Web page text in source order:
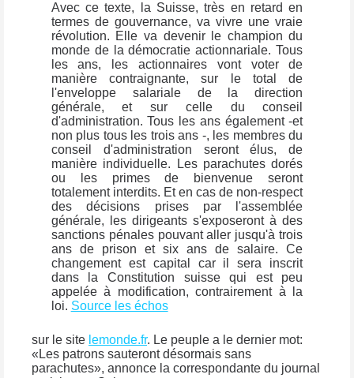
Avec ce texte, la Suisse, très en retard en
termes de gouvernance, va vivre une vraie
révolution. Elle va devenir le champion du
monde de la démocratie actionnariale. Tous
les ans, les actionnaires vont voter de
manière contraignante, sur le total de
l'enveloppe salariale de la direction
générale, et sur celle du conseil
d'administration. Tous les ans également -et
non plus tous les trois ans -, les membres du
conseil d'administration seront élus, de
manière individuelle. Les parachutes dorés
ou les primes de bienvenue seront
totalement interdits. Et en cas de non-respect
des décisions prises par l'assemblée
générale, les dirigeants s'exposeront à des
sanctions pénales pouvant aller jusqu'à trois
ans de prison et six ans de salaire. Ce
changement est capital car il sera inscrit
dans la Constitution suisse qui est peu
appelée à modification, contrairement à la
loi. Source les échos
sur le site lemonde.fr. Le peuple a le dernier mot:
«Les patrons sauteront désormais sans
parachutes», annonce la correspondante du journal